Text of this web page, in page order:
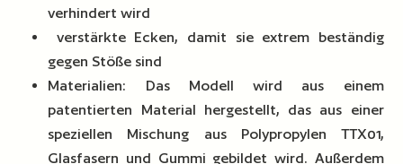
verhindert wird
verstärkte Ecken, damit sie extrem beständig
gegen Stöße sind
Materialien: Das Modell wird aus einem
patentierten Material hergestellt, das aus einer
speziellen Mischung aus Polypropylen TTX01,
Glasfasern und Gummi gebildet wird. Außerdem